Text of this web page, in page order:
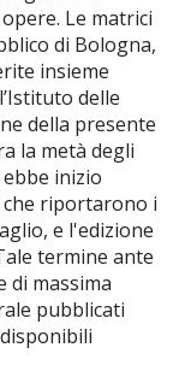
Le matrici
di Bologna,
insieme
delle
della presente
la metà degli
inizio
riportarono i
e l'edizione
termine ante
di massima
pubblicati